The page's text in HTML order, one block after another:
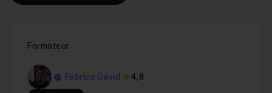
Formateur
Fabrice David 4,8